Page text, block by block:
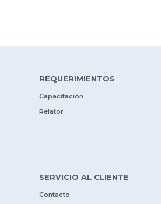
REQUERIMIENTOS
Capacitación
Relator
SERVICIO AL CLIENTE
Contacto